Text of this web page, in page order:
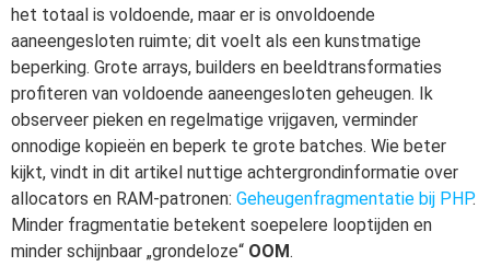
het totaal is voldoende, maar er is onvoldoende
aaneengesloten ruimte; dit voelt als een kunstmatige
beperking. Grote arrays, builders en beeldtransformaties
profiteren van voldoende aaneengesloten geheugen. Ik
observeer pieken en regelmatige vrijgaven, verminder
onnodige kopieën en beperk te grote batches. Wie beter
kijkt, vindt in dit artikel nuttige achtergrondinformatie over
allocators en RAM-patronen: Geheugenfragmentatie bij PHP.
Minder fragmentatie betekent soepelere looptijden en
minder schijnbaar „grondeloze“ OOM.